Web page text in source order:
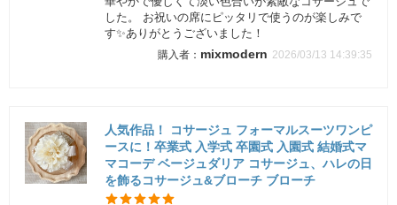
した。 お祝いの席にピッタリで使うのが楽しみで
す✨ありがとうございました！
mixmodern 2026/03/13 14:39:35
人気作品！ コサージュ フォーマルスーツワンピ
ースに！卒業式 入学式 卒園式 入園式 結婚式マ
マコーデ ベージュダリア コサージュ、ハレの日
を飾るコサージュ&ブローチ ブローチ